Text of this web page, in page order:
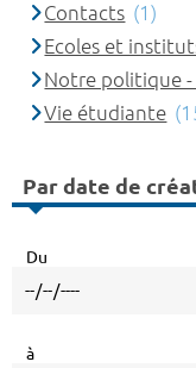
Contacts (1)
Ecoles et
Notre politique
Vie étudiante
Par date de
Du
à